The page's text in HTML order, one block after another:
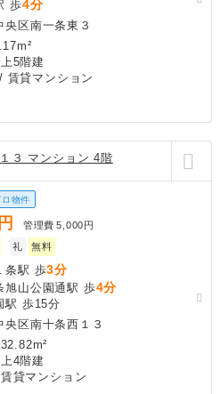
歩4分
央区南一条東３
5階建
/ 賃貸マンション
３ マンション 4階
物件
管理費 5,000円
礼 無料
条駅 歩3分
旭山公園通駅 歩4分
駅 歩15分
央区南十条西１３
32.82m²
4階建
貸マンション